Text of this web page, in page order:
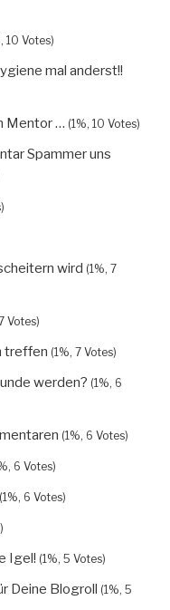
10 Votes)
mal anderst!!
Mentor … (1%, 10 Votes)
Spammer uns
wird (1%, 7
Votes)
treffen (1%, 7 Votes)
werden? (1%, 6
(1%, 6 Votes)
6 Votes)
(1%, 6 Votes)
Igel! (1%, 5 Votes)
Deine Blogroll (1%, 5